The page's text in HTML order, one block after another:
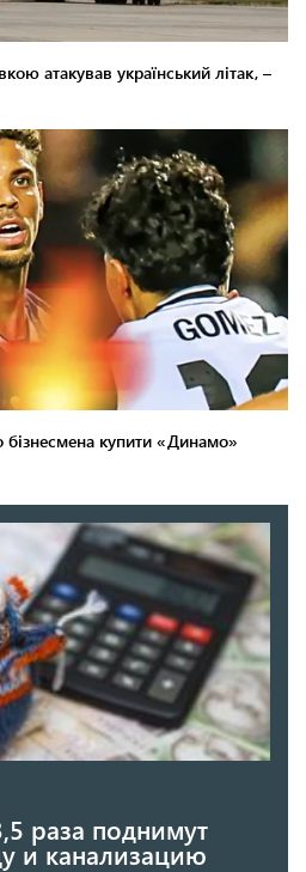
раза поднимут
и канализацию